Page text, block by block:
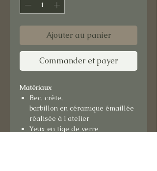
Ajouter au panier
Commander et payer
Matériaux
Bec, crête,
barbillon en céramique émaillée
réalisée à l'atelier
Yeux en tige de verre